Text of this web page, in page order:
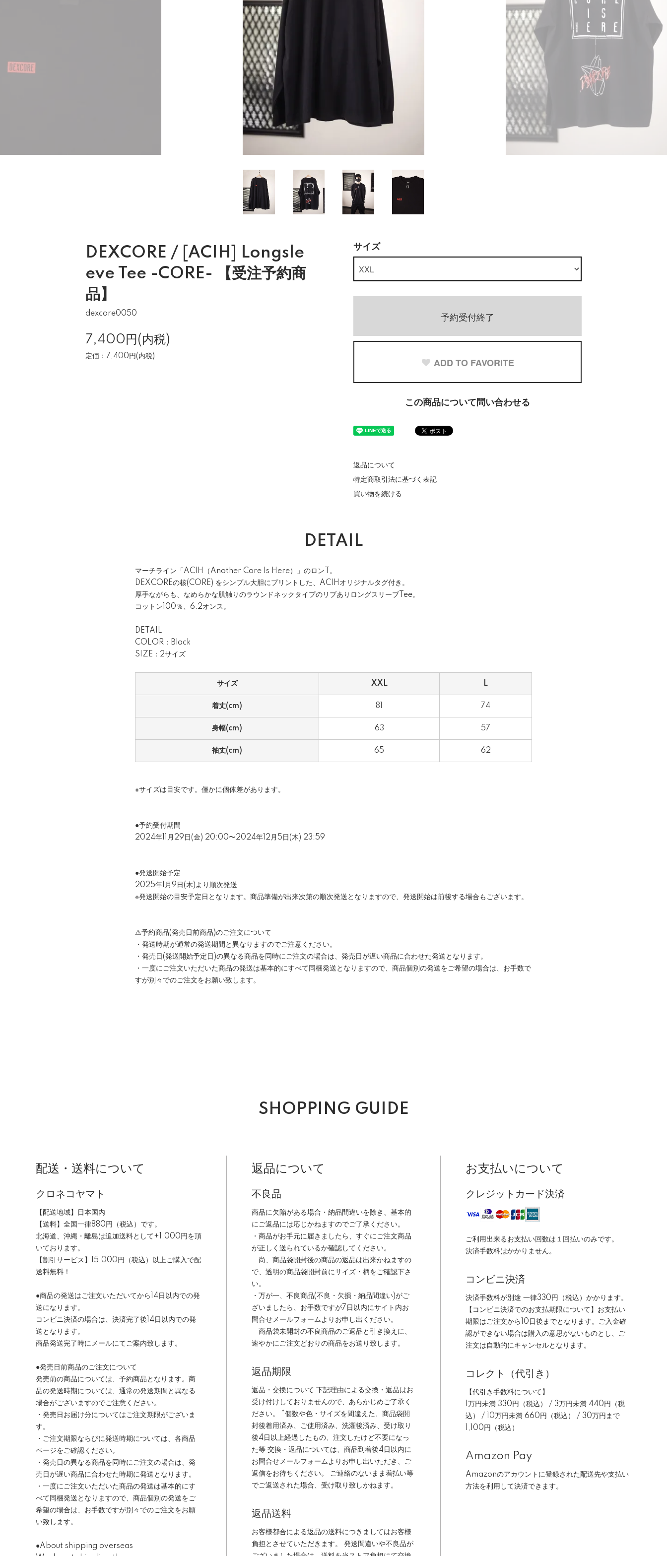
DEXCORE / [ACIH] Longsle
eve Tee -CORE- 【受注予約商
品】
dexcore0050
7,400円(内税)
定価：7,400円(内税)
サイズ
予約受付終了
ADD TO FAVORITE
この商品について問い合わせる
返品について
特定商取引法に基づく表記
買い物を続ける
DETAIL
マーチライン「ACIH（Another Core Is Here）」のロンT。
DEXCOREの核(CORE) をシンプル大胆にプリントした、ACIHオリジナルタグ付き。
厚手ながらも、なめらかな肌触りのラウンドネックタイプのリブありロングスリーブTee。
コットン100％、6.2オンス。
DETAIL
COLOR：Black
SIZE：2サイズ
サイズ XXL L
着丈(cm) 81 74
身幅(cm) 63 57
袖丈(cm) 65 62
※サイズは目安です。僅かに個体差があります。
●予約受付期間
2024年11月29日(金) 20:00〜2024年12月5日(木) 23:59
●発送開始予定
2025年1月9日(木)より順次発送
※発送開始の目安予定日となります。商品準備が出来次第の順次発送となりますので、発送開始は前後する場合もございます。
⚠予約商品(発売日前商品)のご注文について
・発送時期が通常の発送期間と異なりますのでご注意ください。
・発売日(発送開始予定日)の異なる商品を同時にご注文の場合は、発売日が遅い商品に合わせた発送となります。
・一度にご注文いただいた商品の発送は基本的にすべて同梱発送となりますので、商品個別の発送をご希望の場合は、お手数で
すが別々でのご注文をお願い致します。
SHOPPING GUIDE
配送・送料について
クロネコヤマト
【配送地域】日本国内
【送料】全国一律880円（税込）です。
北海道、沖縄・離島は追加送料として+1,000円を頂
いております。
【割引サービス】15,000円（税込）以上ご購入で配
送料無料！
●商品の発送はご注文いただいてから14日以内での発
送になります。
コンビニ決済の場合は、決済完了後14日以内での発
送となります。
商品発送完了時にメールにてご案内致します。
●発売日前商品のご注文について
発売前の商品については、予約商品となります。商
品の発送時期については、通常の発送期間と異なる
場合がございますのでご注意ください。
・発売日お届け分についてはご注文期限がございま
す。
・ご注文期限ならびに発送時期については、各商品
ページをご確認ください。
・発売日の異なる商品を同時にご注文の場合は、発
売日が遅い商品に合わせた時期に発送となります。
・一度にご注文いただいた商品の発送は基本的にす
べて同梱発送となりますので、商品個別の発送をご
希望の場合は、お手数ですが別々でのご注文をお願
い致します。
●About shipping overseas
返品について
不良品
商品に欠陥がある場合・納品間違いを除き、基本的
にご返品には応じかねますのでご了承ください。
・商品がお手元に届きましたら、すぐにご注文商品
が正しく送られているか確認してください。
尚、商品袋開封後の商品の返品は出来かねますの
で、透明の商品袋開封前にサイズ・柄をご確認下さ
い。
・万が一、不良商品(不良・欠損・納品間違い)がご
ざいましたら、お手数ですが7日以内にサイト内お
問合せメールフォームよりお申し出ください。
商品袋未開封の不良商品のご返品と引き換えに、
速やかにご注文どおりの商品をお送り致します。
返品期限
返品・交換について 下記理由による交換・返品はお
受け付けしておりませんので、あらかじめご了承く
ださい。 *個数や色・サイズを間違えた、商品袋開
封後着用済み、ご使用済み、洗濯後済み、受け取り
後4日以上経過したもの、注文したけど不要になっ
た等 交換・返品については、商品到着後4日以内に
お問合せメールフォームよりお申し出いただき、ご
返信をお待ちください。 ご連絡のないまま着払い等
でご返送された場合、受け取り致しかねます。
返品送料
お客様都合による返品の送料につきましてはお客様
負担とさせていただきます。 発送間違いや不良品が
お支払いについて
クレジットカード決済
ご利用出来るお支払い回数は１回払いのみです。
決済手数料はかかりません。
コンビニ決済
決済手数料が別途 一律330円（税込）かかります。
【コンビニ決済でのお支払期限について】お支払い
期限はご注文から10日後までとなります。ご入金確
認ができない場合は購入の意思がないものとし、ご
注文は自動的にキャンセルとなります。
コレクト（代引き）
【代引き手数料について】
1万円未満 330円（税込） / 3万円未満 440円（税
込） / 10万円未満 660円（税込） / 30万円まで
1,100円（税込）
Amazon Pay
Amazonのアカウントに登録された配送先や支払い
方法を利用して決済できます。